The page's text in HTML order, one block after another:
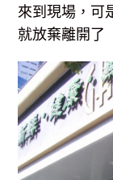
來到現場，可
就放棄離開了